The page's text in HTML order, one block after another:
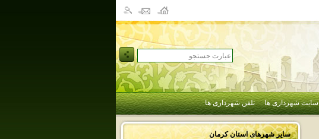
سایت شهرداری ها تلفن شهرداری ها
سایر شهرهای استانكرمان